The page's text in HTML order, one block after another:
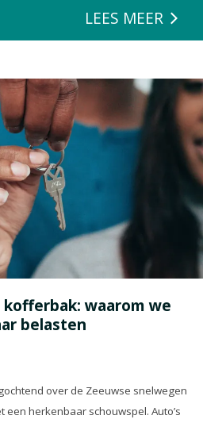
LEES MEER
kofferbak: waarom we
belasten
over de Zeeuwse snelwegen
herkenbaar schouwspel. Auto’s